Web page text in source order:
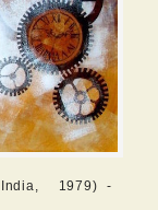
India, 1979) -